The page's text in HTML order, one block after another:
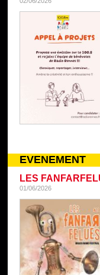
EVENEMENT
LES
01/06/2026